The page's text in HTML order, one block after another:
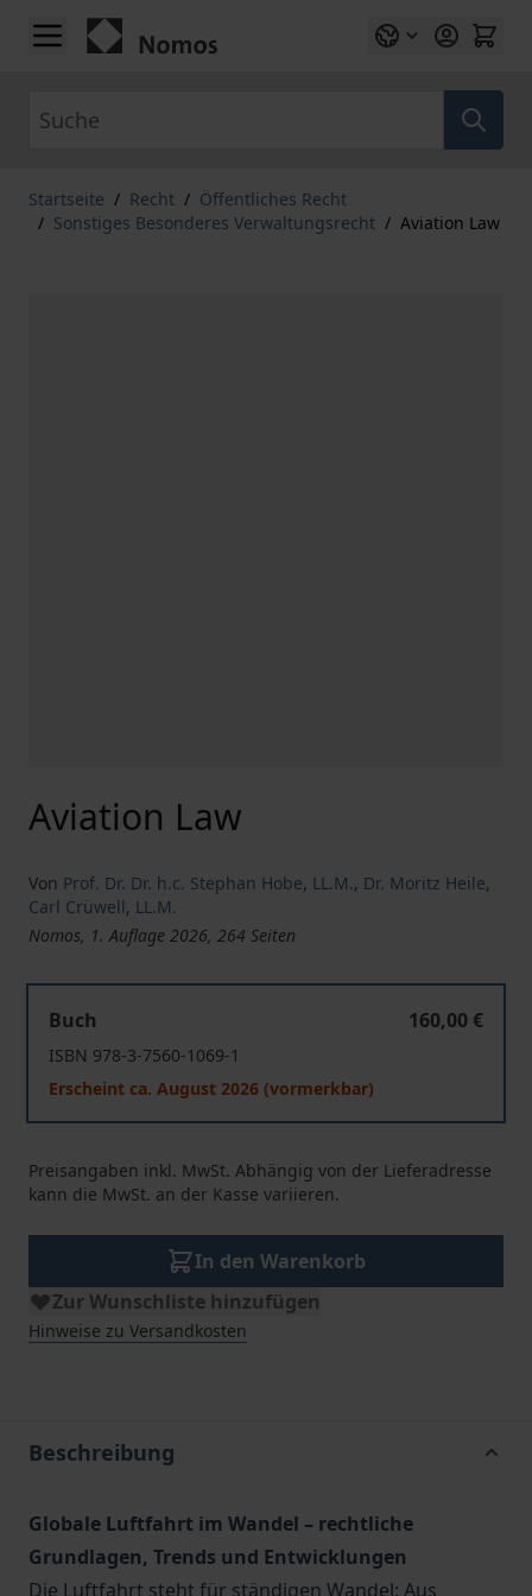
Zum Inhalt springen
Startseite / Recht / Öffentliches Recht
/ Sonstiges Besonderes Verwaltungsrecht / Aviation Law
Aviation Law
Von Prof. Dr. Dr. h.c. Stephan Hobe, LL.M., Dr. Moritz Heile,
Carl Crüwell, LL.M.
Nomos, 1. Auflage 2026, 264 Seiten
Buch
160,00 €
ISBN 978-3-7560-1069-1
Erscheint ca. August 2026 (vormerkbar)
Preisangaben inkl. MwSt. Abhängig von der Lieferadresse
kann die MwSt. an der Kasse variieren.
In den Warenkorb
Zur Wunschliste hinzufügen
Hinweise zu Versandkosten
Beschreibung
Globale Luftfahrt im Wandel – rechtliche
Grundlagen, Trends und Entwicklungen
Die Luftfahrt steht für ständigen Wandel: Aus